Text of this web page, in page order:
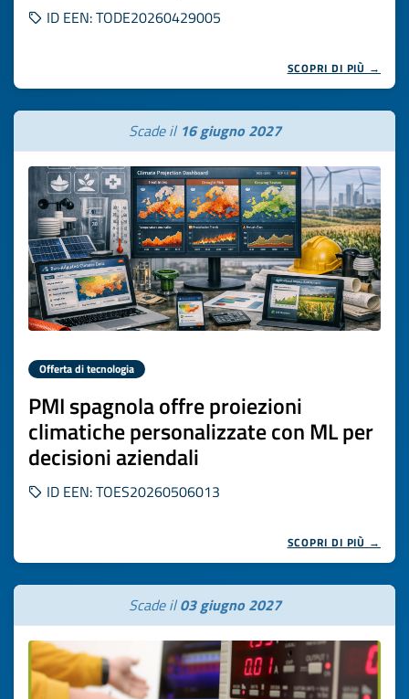
ID EEN: TODE20260429005
SCOPRI DI PIÙ →
Scade il 16 giugno 2027
Offerta di tecnologia
PMI spagnola offre proiezioni
climatiche personalizzate con ML per
decisioni aziendali
ID EEN: TOES20260506013
SCOPRI DI PIÙ →
Scade il03 giugno 2027